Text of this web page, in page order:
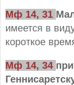
Мф 14, 31
имеется в
короткое
Мф 14, 34